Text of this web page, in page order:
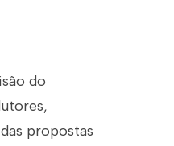
do
propostas